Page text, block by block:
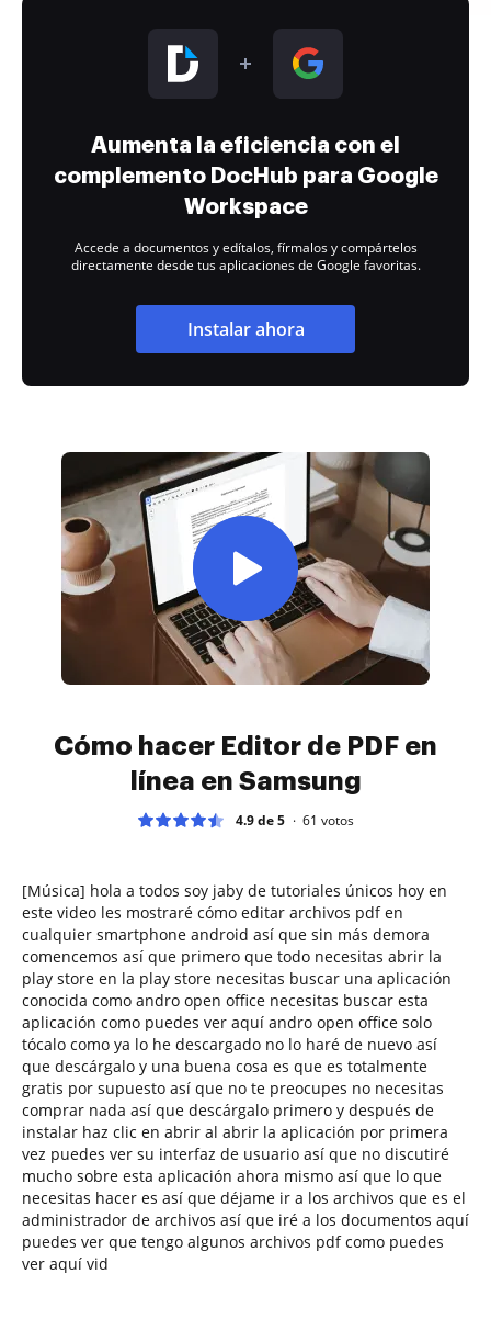
Aumenta la eficiencia con el
complemento DocHub para Google
Workspace
Accede a documentos y edítalos, fírmalos y compártelos
directamente desde tus aplicaciones de Google favoritas.
Instalar ahora
Cómo hacer Editor de PDF en
línea en Samsung
4.9 de 5 61 votos
[Música] hola a todos soy jaby de tutoriales únicos hoy en
este video les mostraré cómo editar archivos pdf en
cualquier smartphone android así que sin más demora
comencemos así que primero que todo necesitas abrir la
play store en la play store necesitas buscar una aplicación
conocida como andro open office necesitas buscar esta
aplicación como puedes ver aquí andro open office solo
tócalo como ya lo he descargado no lo haré de nuevo así
que descárgalo y una buena cosa es que es totalmente
gratis por supuesto así que no te preocupes no necesitas
comprar nada así que descárgalo primero y después de
instalar haz clic en abrir al abrir la aplicación por primera
vez puedes ver su interfaz de usuario así que no discutiré
mucho sobre esta aplicación ahora mismo así que lo que
necesitas hacer es así que déjame ir a los archivos que es el
administrador de archivos así que iré a los documentos aquí
puedes ver que tengo algunos archivos pdf como puedes
ver aquí vid